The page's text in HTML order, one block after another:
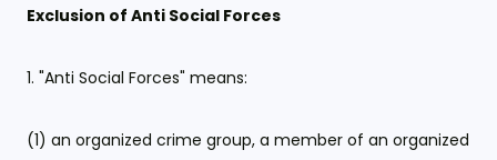
Exclusion of Anti Social Forces
1. "Anti Social Forces" means:
(1) an organized crime group, a member of an organized